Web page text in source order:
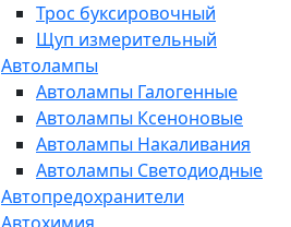
Трос буксировочный
Щуп измерительный
Автолампы
Автолампы Галогенные
Автолампы Ксеноновые
Автолампы Накаливания
Автолампы Светодиодные
Автопредохранители